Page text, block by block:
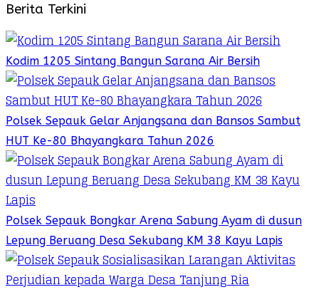
Berita Terkini
Kodim 1205 Sintang Bangun Sarana Air Bersih
Polsek Sepauk Gelar Anjangsana dan Bansos Sambut
HUT Ke-80 Bhayangkara Tahun 2026
Polsek Sepauk Bongkar Arena Sabung Ayam di dusun
Lepung Beruang Desa Sekubang KM 38 Kayu Lapis